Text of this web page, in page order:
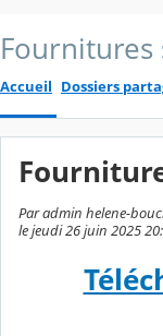
Fournitures
Accueil Dossiers
Par admin helene-
le jeudi 26 juin 2025